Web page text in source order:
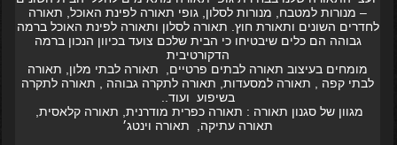
– מנורות למטבח, מנורות לסלון, גופי תאורה לפינת האוכל, תאורה
לחדרים השונים ותאורת חוץ. תאורה לסלון ותאורה לפינת האוכל ברמה
גבוהה הם כלים שיבטיחו כי הבית שלכם צועד בכיוון הנכון ברמה
הדקורטיבית
מומחים בעיצוב תאורה לבתים פרטיים, תאורה לבתי מלון, תאורה
לבתי קפה , תאורה למסעדות, תאורה לתקרה גבוהה , תאורה לתקרה
בשיפוע ועוד..
מגוון של סגנון תאורה : תאורה כפרית מודרנית, תאורה קלאסית,
תאורה עתיקה, תאורה וינטג׳